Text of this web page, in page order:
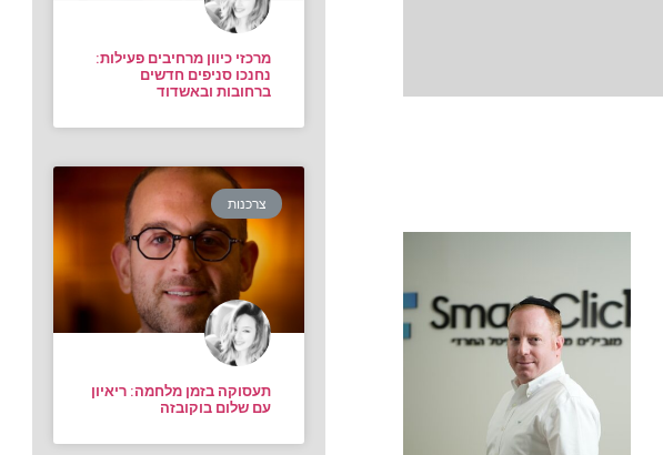
מרכזי כיוון מרחיבים פעילות:
נחנכו סניפים חדשים
ברחובות ובאשדוד
צרכנות
תעסוקה בזמן מלחמה: ריאיון
עם שלום בוקובזה